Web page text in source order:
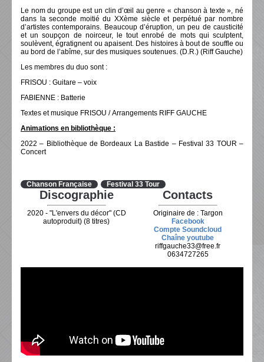
Le nom du groupe est un clin d’œil au genre « chanson à texte », né
dans la seconde moitié du XXème siècle et perpétué par nombre
d’artistes contemporains. Beaucoup d’éruption, un peu de causticité
et un soupçon de noirceur, le tout enrobé de mots qui sculptent,
soulèvent, égratignent ou apaisent. Des histoires à bout de souffle ou
au bord de l’abîme, sur des musiques soutenues. (D.R.) (Riff Gauche)
Les membres du duo sont :
FRISOU : Guitare – voix
FABIENNE : Batterie
Textes et musique FRISOU / Arrangements RIFF GAUCHE
Animations en bibliothèque :
2022 – Bibliothèque de Bordeaux La Bastide – Festival 33 TOUR –
Concert
Chanson Française Festival 33 Tour
Discographie
2020 - "L'envers du décor" (CD
autoproduit) (8 titres)
Contacts
Originaire de : Targon
Facebook
Compte Soundcloud
Chaîne youtube
riffgauche33@free.fr
0634727265